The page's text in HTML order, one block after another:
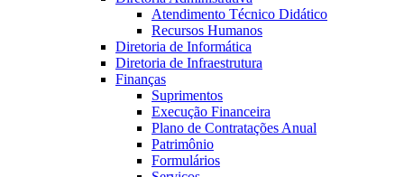
Atendimento Técnico Didático
Recursos Humanos
Diretoria de Informática
Diretoria de Infraestrutura
Finanças
Suprimentos
Execução Financeira
Plano de Contratações Anual
Patrimônio
Formulários